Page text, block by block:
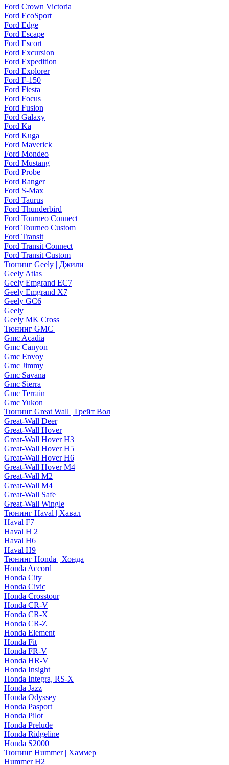
Ford Crown Victoria
Ford EcoSport
Ford Edge
Ford Escape
Ford Escort
Ford Excursion
Ford Expedition
Ford Explorer
Ford F-150
Ford Fiesta
Ford Focus
Ford Fusion
Ford Galaxy
Ford Ka
Ford Kuga
Ford Maverick
Ford Mondeo
Ford Mustang
Ford Probe
Ford Ranger
Ford S-Max
Ford Taurus
Ford Thunderbird
Ford Tourneo Connect
Ford Tourneo Custom
Ford Transit
Ford Transit Connect
Ford Transit Custom
Тюнинг Geely | Джили
Geely Atlas
Geely Emgrand EC7
Geely Emgrand X7
Geely GC6
Geely
Geely MK Cross
Тюнинг GMC |
Gmc Acadia
Gmc Canyon
Gmc Envoy
Gmc Jimmy
Gmc Savana
Gmc Sierra
Gmc Terrain
Gmc Yukon
Тюнинг Great Wall | Грейт Вол
Great-Wall Deer
Great-Wall Hover
Great-Wall Hover H3
Great-Wall Hover H5
Great-Wall Hover H6
Great-Wall Hover M4
Great-Wall M2
Great-Wall M4
Great-Wall Safe
Great-Wall Wingle
Тюнинг Haval | Хавал
Haval F7
Haval H 2
Haval H6
Haval H9
Тюнинг Honda | Хонда
Honda Accord
Honda City
Honda Civic
Honda Crosstour
Honda CR-V
Honda CR-X
Honda CR-Z
Honda Element
Honda Fit
Honda FR-V
Honda HR-V
Honda Insight
Honda Integra, RS-X
Honda Jazz
Honda Odyssey
Honda Pasport
Honda Pilot
Honda Prelude
Honda Ridgeline
Honda S2000
Тюнинг Hummer | Хаммер
Hummer H2